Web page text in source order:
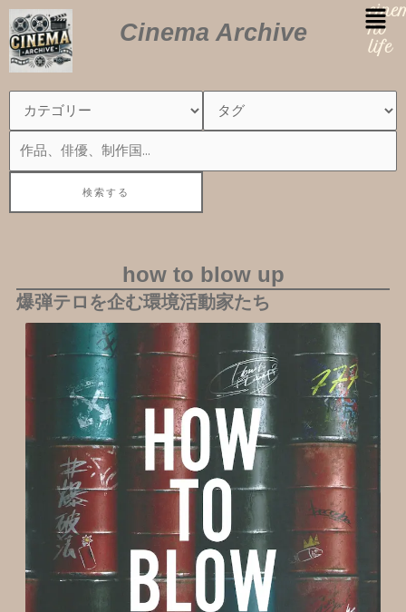
内
容
を
ス
Cinema Archive
no
life
how to blow up
爆弾テロを企む環境活動家たち